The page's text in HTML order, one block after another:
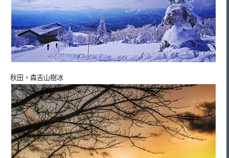
秋田。森吉山樹冰